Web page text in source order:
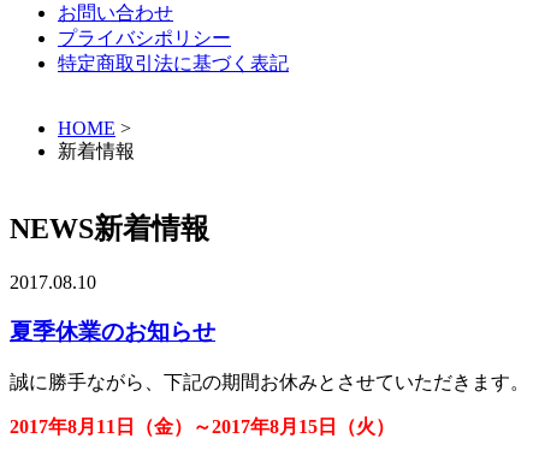
お問い合わせ
プライバシポリシー
特定商取引法に基づく表記
HOME >
新着情報
NEWS新着情報
2017.08.10
夏季休業のお知らせ
誠に勝手ながら、下記の期間お休みとさせていただきます。
2017年8月11日（金）～2017年8月15日（火）